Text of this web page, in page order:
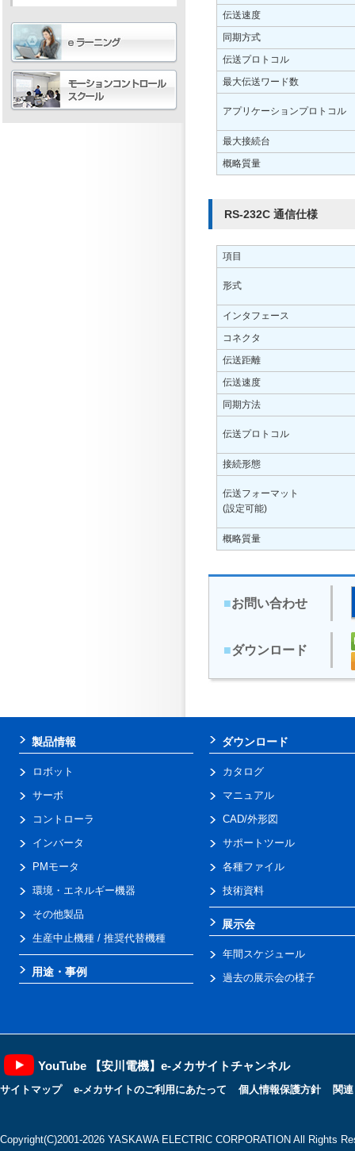
伝送速度
同期方式
伝送プロトコル
最大伝送ワード数
アプリケーションプロトコル
最大接続台
概略質量
RS-232C 通信仕様
項目
形式
インタフェース
コネクタ
伝送距離
伝送速度
同期方法
伝送プロトコル
接続形態
伝送フォーマット
(設定可能)
概略質量
■お問い合わせ
■ダウンロード
製品情報
ロボット
サーボ
コントローラ
インバータ
PMモータ
環境・エネルギー機器
その他製品
生産中止機種 / 推奨代替機種
用途・事例
ダウンロード
カタログ
マニュアル
CAD/外形図
サポートツール
各種ファイル
技術資料
展示会
年間スケジュール
過去の展示会の様子
YouTube 【安川電機】e-メカサイトチャンネル
サイトマップ e-メカサイトのご利用にあたって 個人情報保護方針 関
Copyright(C)2001‐2026 YASKAWA ELECTRIC CORPORATION All Rights